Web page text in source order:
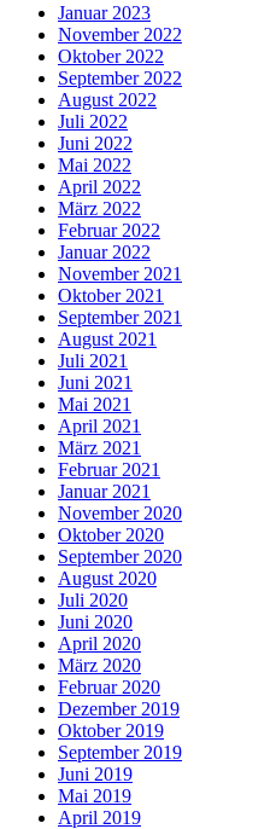
Januar 2023
November 2022
Oktober 2022
September 2022
August 2022
Juli 2022
Juni 2022
Mai 2022
April 2022
März 2022
Februar 2022
Januar 2022
November 2021
Oktober 2021
September 2021
August 2021
Juli 2021
Juni 2021
Mai 2021
April 2021
März 2021
Februar 2021
Januar 2021
November 2020
Oktober 2020
September 2020
August 2020
Juli 2020
Juni 2020
April 2020
März 2020
Februar 2020
Dezember 2019
Oktober 2019
September 2019
Juni 2019
Mai 2019
April 2019